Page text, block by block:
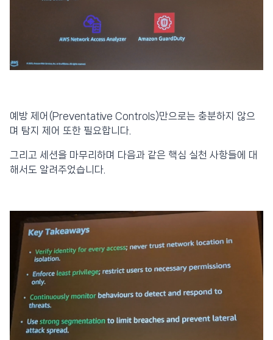
예방 제어(Preventative Controls)만으로는 충분하지 않으
며 탐지 제어 또한 필요합니다.
그리고 세션을 마무리하며 다음과 같은 핵심 실천 사항들에 대
해서도 알려주었습니다.